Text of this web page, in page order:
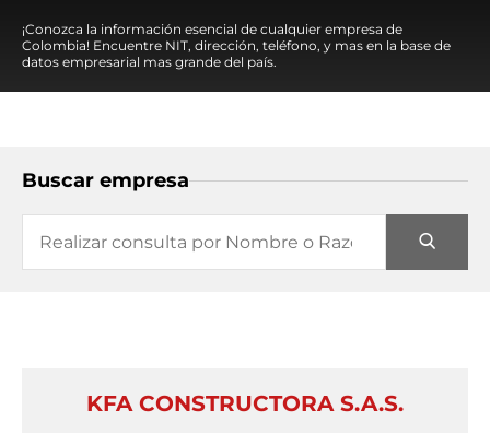
¡Conozca la información esencial de cualquier empresa de
Colombia! Encuentre NIT, dirección, teléfono, y mas en la base de
datos empresarial mas grande del país.
Buscar empresa
KFA CONSTRUCTORA S.A.S.